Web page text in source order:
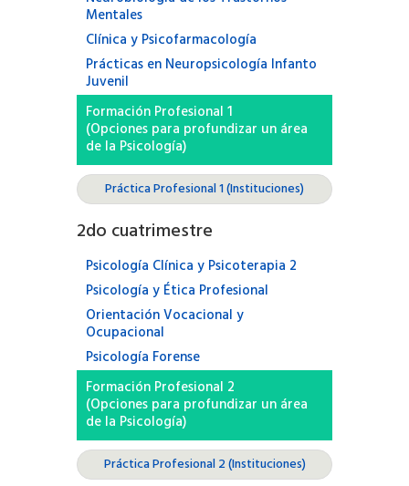
Mentales
Clínica y Psicofarmacología
Prácticas en Neuropsicología Infanto
Juvenil
Formación Profesional 1
(Opciones para profundizar un área
de la Psicología)
Práctica Profesional 1 (Instituciones)
2do cuatrimestre
Psicología Clínica y Psicoterapia 2
Psicología y Ética Profesional
Orientación Vocacional y
Ocupacional
Psicología Forense
Formación Profesional 2
(Opciones para profundizar un área
de la Psicología)
Práctica Profesional 2 (Instituciones)